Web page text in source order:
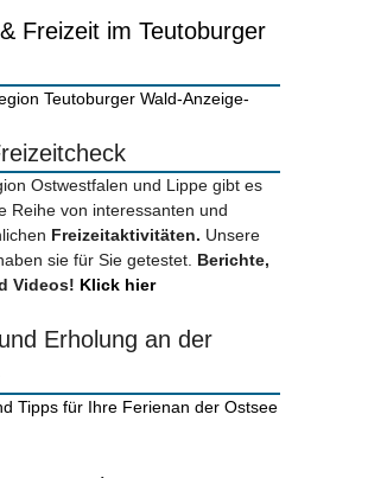
Freizeit im Teutoburger
-Anzeige-
Ostwestfalen und Lippe gibt es
Reihe von interessanten und
Freizeitaktivitäten. Unsere
sie für Sie getestet. Berichte,
Videos! Klick hier
Erholung an der